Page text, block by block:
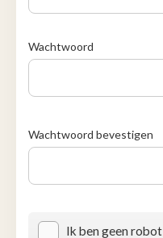
Wachtwoord
Wachtwoord bevestigen
Ik ben geen robot